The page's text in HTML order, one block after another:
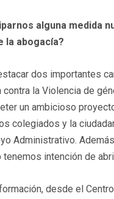
alguna medida
la abogacía?
dos importantes
contra la Violencia de
un ambicioso
colegiados y la
Administrativo.
intención de
formación, desde el